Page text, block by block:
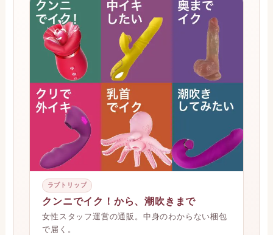
ラブトリップ
クンニでイク！から、潮吹きまで
女性スタッフ運営の通販。中身のわからない梱包
で届く。